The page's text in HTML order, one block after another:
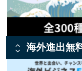
海外進出無